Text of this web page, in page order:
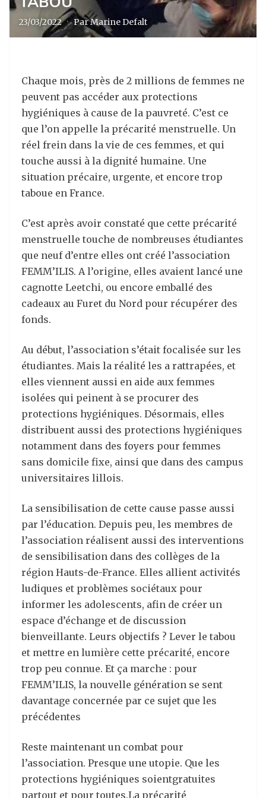
23/03/2022 · Par Marine Defalt
Chaque mois, près de 2 millions de femmes ne
peuvent pas accéder aux protections
hygiéniques à cause de la pauvreté. C’est ce
que l’on appelle la précarité menstruelle. Un
réel frein dans la vie de ces femmes, et qui
touche aussi à la dignité humaine. Une
situation précaire, urgente, et encore trop
taboue en France.
C’est après avoir constaté que cette précarité
menstruelle touche de nombreuses étudiantes
que neuf d’entre elles ont créé l’association
FEMM’ILIS. A l’origine, elles avaient lancé une
cagnotte Leetchi, ou encore emballé des
cadeaux au Furet du Nord pour récupérer des
fonds.
Au début, l’association s’était focalisée sur les
étudiantes. Mais la réalité les a rattrapées, et
elles viennent aussi en aide aux femmes
isolées qui peinent à se procurer des
protections hygiéniques. Désormais, elles
distribuent aussi des protections hygiéniques
notamment dans des foyers pour femmes
sans domicile fixe, ainsi que dans des campus
universitaires lillois.
La sensibilisation de cette cause passe aussi
par l’éducation. Depuis peu, les membres de
l’association réalisent aussi des interventions
de sensibilisation dans des collèges de la
région Hauts-de-France. Elles allient activités
ludiques et problèmes sociétaux pour
informer les adolescents, afin de créer un
espace d’échange et de discussion
bienveillante. Leurs objectifs ? Lever le tabou
et mettre en lumière cette précarité, encore
trop peu connue. Et ça marche : pour
FEMM’ILIS, la nouvelle génération se sent
davantage concernée par ce sujet que les
précédentes
Reste maintenant un combat pour
l’association. Presque une utopie. Que les
protections hygiéniques soientgratuites
partout et pour toutes.La précarité